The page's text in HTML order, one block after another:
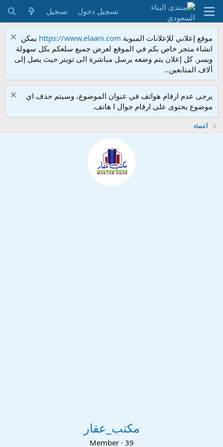
تسجيل دخول تسجيل
موقع إعلاني للإعلانات المبوبة https://www.elaani.com يمكن
انشاء متجر خاص بكم في الموقع لعرض جميع سلعكم بكل سهولة
ويسر. كل إعلان يتم وضعه يرسل مباشرة الى تويتر حيث يصل إلى
ألاف المتابعين..
يرجى عدم ارقام هواتف في عنوان الموضوع، وسيتم حذف اي
موضوع يحتوى على ارقام جوال ا هاتف.
أعضاء
مكتب_عقار
Member · 39